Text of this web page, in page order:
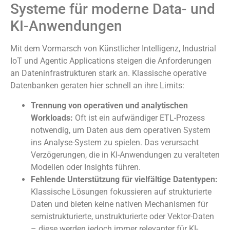
Systeme für moderne Data- und
KI-Anwendungen
Mit dem Vormarsch von Künstlicher Intelligenz, Industrial
IoT und Agentic Applications steigen die Anforderungen
an Dateninfrastrukturen stark an. Klassische operative
Datenbanken geraten hier schnell an ihre Limits:
Trennung von operativen und analytischen
Workloads: Oft ist ein aufwändiger ETL-Prozess
notwendig, um Daten aus dem operativen System
ins Analyse-System zu spielen. Das verursacht
Verzögerungen, die in KI-Anwendungen zu veralteten
Modellen oder Insights führen.
Fehlende Unterstützung für vielfältige Datentypen:
Klassische Lösungen fokussieren auf strukturierte
Daten und bieten keine nativen Mechanismen für
semistrukturierte, unstrukturierte oder Vektor-Daten